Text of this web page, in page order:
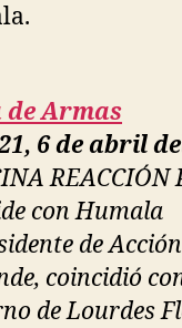
de Armas
6 de abril
REACCIÓN
con Humala
de
coincidió
de Lourdes